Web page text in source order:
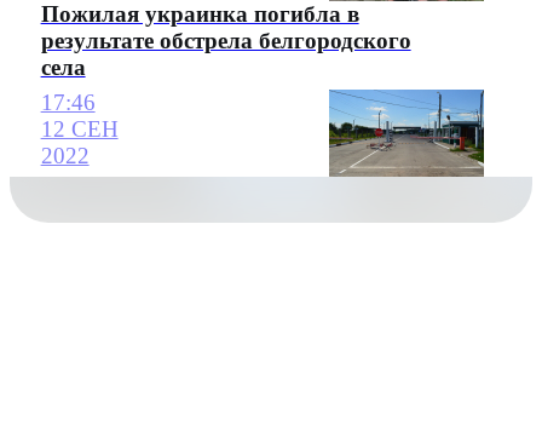
Пожилая украинка погибла в
результате обстрела белгородского
села
17:46
12 СЕН
2022